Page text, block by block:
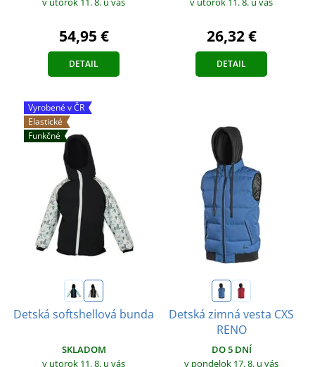
54,95 €
DETAIL
26,32 €
DETAIL
Vyrobené v ČR
Elastické
Funkčné
Detská softshellová bunda
SKLADOM
v utorok 11. 8. u vás
Detská zimná vesta CXS
RENO
DO 5 DNÍ
v pondelok 17. 8. u vás